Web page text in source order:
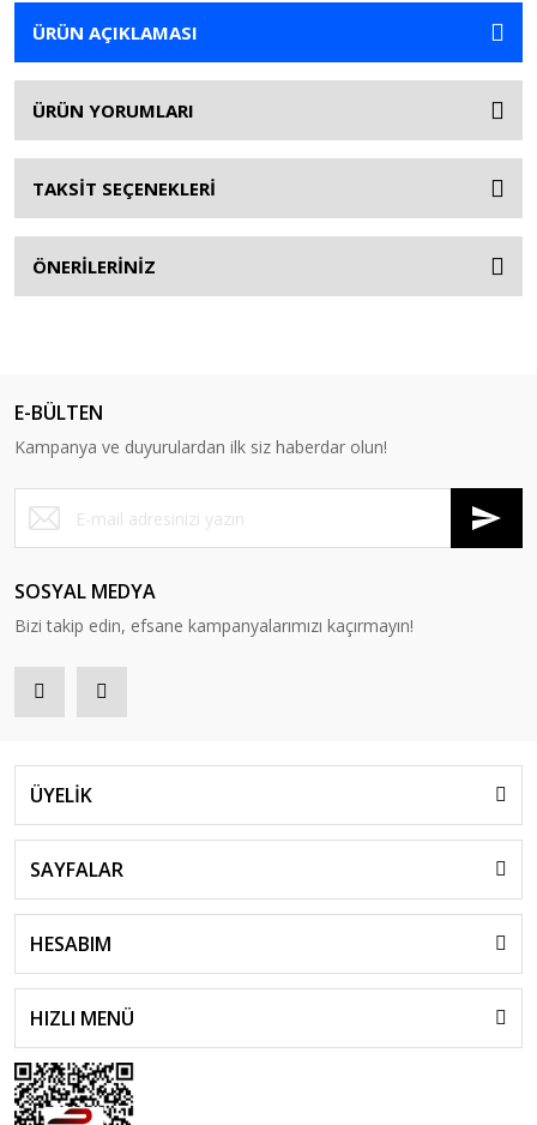
ÜRÜN AÇIKLAMASI
ÜRÜN YORUMLARI
TAKSİT SEÇENEKLERİ
ÖNERİLERİNİZ
E-BÜLTEN
Kampanya ve duyurulardan ilk siz haberdar olun!
SOSYAL MEDYA
Bizi takip edin, efsane kampanyalarımızı kaçırmayın!
ÜYELİK
SAYFALAR
HESABIM
HIZLI MENÜ